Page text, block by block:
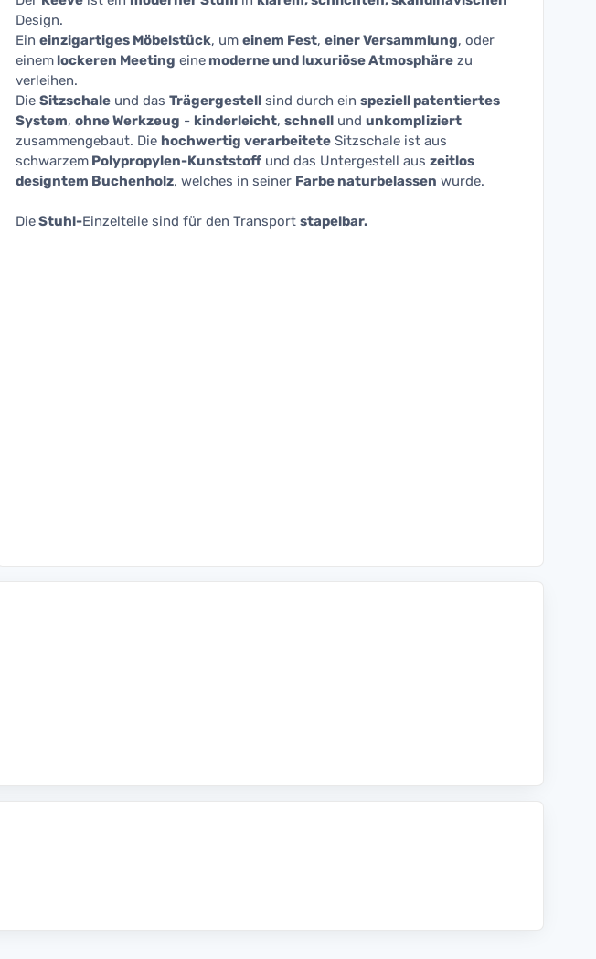
Design.
Ein einzigartiges Möbelstück, um einem Fest, einer Versammlung, oder
einem lockeren Meeting eine moderne und luxuriöse Atmosphäre zu
verleihen.
Die Sitzschale und das Trägergestell sind durch ein speziell patentiertes
System, ohne Werkzeug - kinderleicht, schnell und unkompliziert
zusammengebaut. Die hochwertig verarbeitete Sitzschale ist aus
schwarzem Polypropylen-Kunststoff und das Untergestell aus zeitlos
designtem Buchenholz, welches in seiner Farbe naturbelassen wurde.
DieStuhl-Einzelteile sind für den Transport stapelbar.